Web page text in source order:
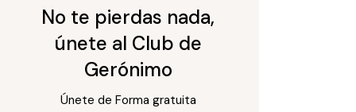
No te pierdas nada,
únete al Club de
Gerónimo
Únete de Forma gratuita